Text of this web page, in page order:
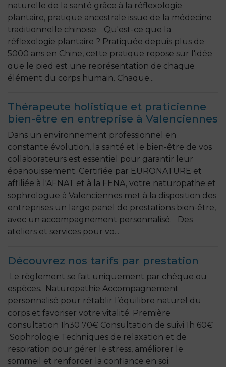
naturelle de la santé grâce à la réflexologie
plantaire, pratique ancestrale issue de la médecine
traditionnelle chinoise. Qu'est-ce que la
réflexologie plantaire ? Pratiquée depuis plus de
5000 ans en Chine, cette pratique repose sur l'idée
que le pied est une représentation de chaque
élément du corps humain. Chaque...
Thérapeute holistique et praticienne
bien-être en entreprise à Valenciennes
Dans un environnement professionnel en
constante évolution, la santé et le bien-être de vos
collaborateurs est essentiel pour garantir leur
épanouissement. Certifiée par EURONATURE et
affiliée à l'AFNAT et à la FENA, votre naturopathe et
sophrologue à Valenciennes met à la disposition des
entreprises un large panel de prestations bien-être,
avec un accompagnement personnalisé. Des
ateliers et services pour vo...
Découvrez nos tarifs par prestation
Le règlement se fait uniquement par chèque ou
espèces. Naturopathie Accompagnement
personnalisé pour rétablir l’équilibre naturel du
corps et favoriser votre vitalité. Première
consultation 1h30 70€ Consultation de suivi 1h 60€
Sophrologie Techniques de relaxation et de
respiration pour gérer le stress, améliorer le
sommeil et renforcer la confiance en soi.